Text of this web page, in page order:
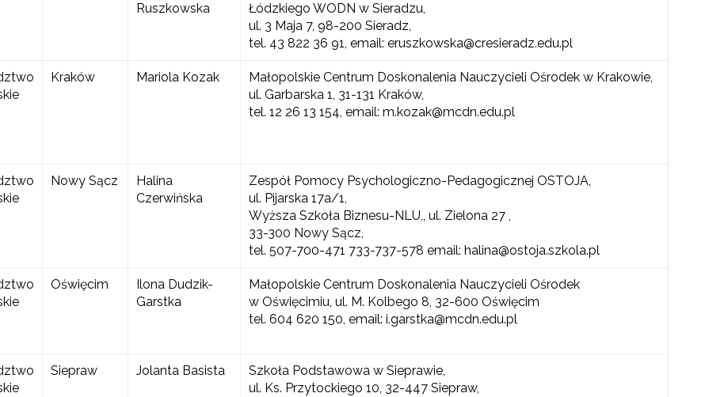
Ruszkowska
Łódzkiego WODN w Sieradzu,
ul. 3 Maja 7, 98-200 Sieradz,
tel. 43 822 36 91, email: eruszkowska@cresieradz.edu.pl
Kraków Mariola Kozak
Małopolskie Centrum Doskonalenia Nauczycieli Ośrodek w Krakowie,
ul. Garbarska 1, 31-131 Kraków,
tel. 12 26 13 154, email: m.kozak@mcdn.edu.pl
Nowy Sącz
Halina
Czerwińska
Zespół Pomocy Psychologiczno-Pedagogicznej OSTOJA,
ul. Pijarska 17a/1,
Wyższa Szkoła Biznesu-NLU,, ul. Zielona 27 ,
33-300 Nowy Sącz,
tel. 507-700-471 733-737-578 email: halina@ostoja.szkola.pl
Oświęcim
Ilona Dudzik-
Garstka
Małopolskie Centrum Doskonalenia Nauczycieli Ośrodek
w Oświęcimiu, ul. M. Kolbego 8, 32-600 Oświęcim
tel. 604 620 150, email: i.garstka@mcdn.edu.pl
Siepraw Jolanta Basista
Szkoła Podstawowa w Sieprawie,
ul. Ks. Przytockiego 10, 32-447 Siepraw,
i programach.
e-mail:
zgodę na przetwarzanie moich danych osobowych przez ORE w
marketingowych.